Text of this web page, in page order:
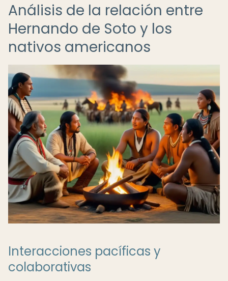
Análisis de la relación entre
Hernando de Soto y los
nativos americanos
Interacciones pacíficas y
colaborativas